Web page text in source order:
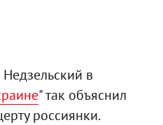
в
" так объяснил
россиянки.